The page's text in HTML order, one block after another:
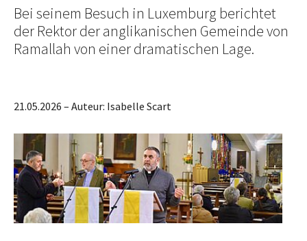
Show larger versionShow larger versionShow larger version
Bei seinem Besuch in Luxemburg berichtet
der Rektor der anglikanischen Gemeinde von
Ramallah von einer dramatischen Lage.
21.05.2026 – Auteur: Isabelle Scart